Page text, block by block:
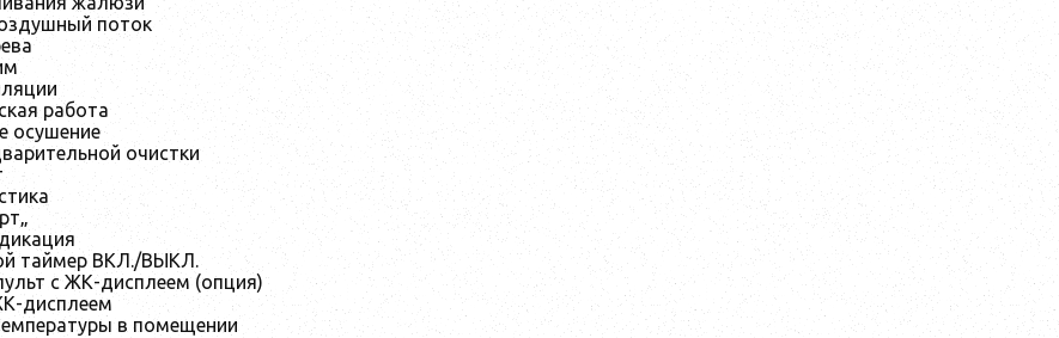
поток
работа
осушение
очистки
таймер ВКЛ./ВЫКЛ.
с ЖК-дисплеем (опция)
дисплеем
в помещении